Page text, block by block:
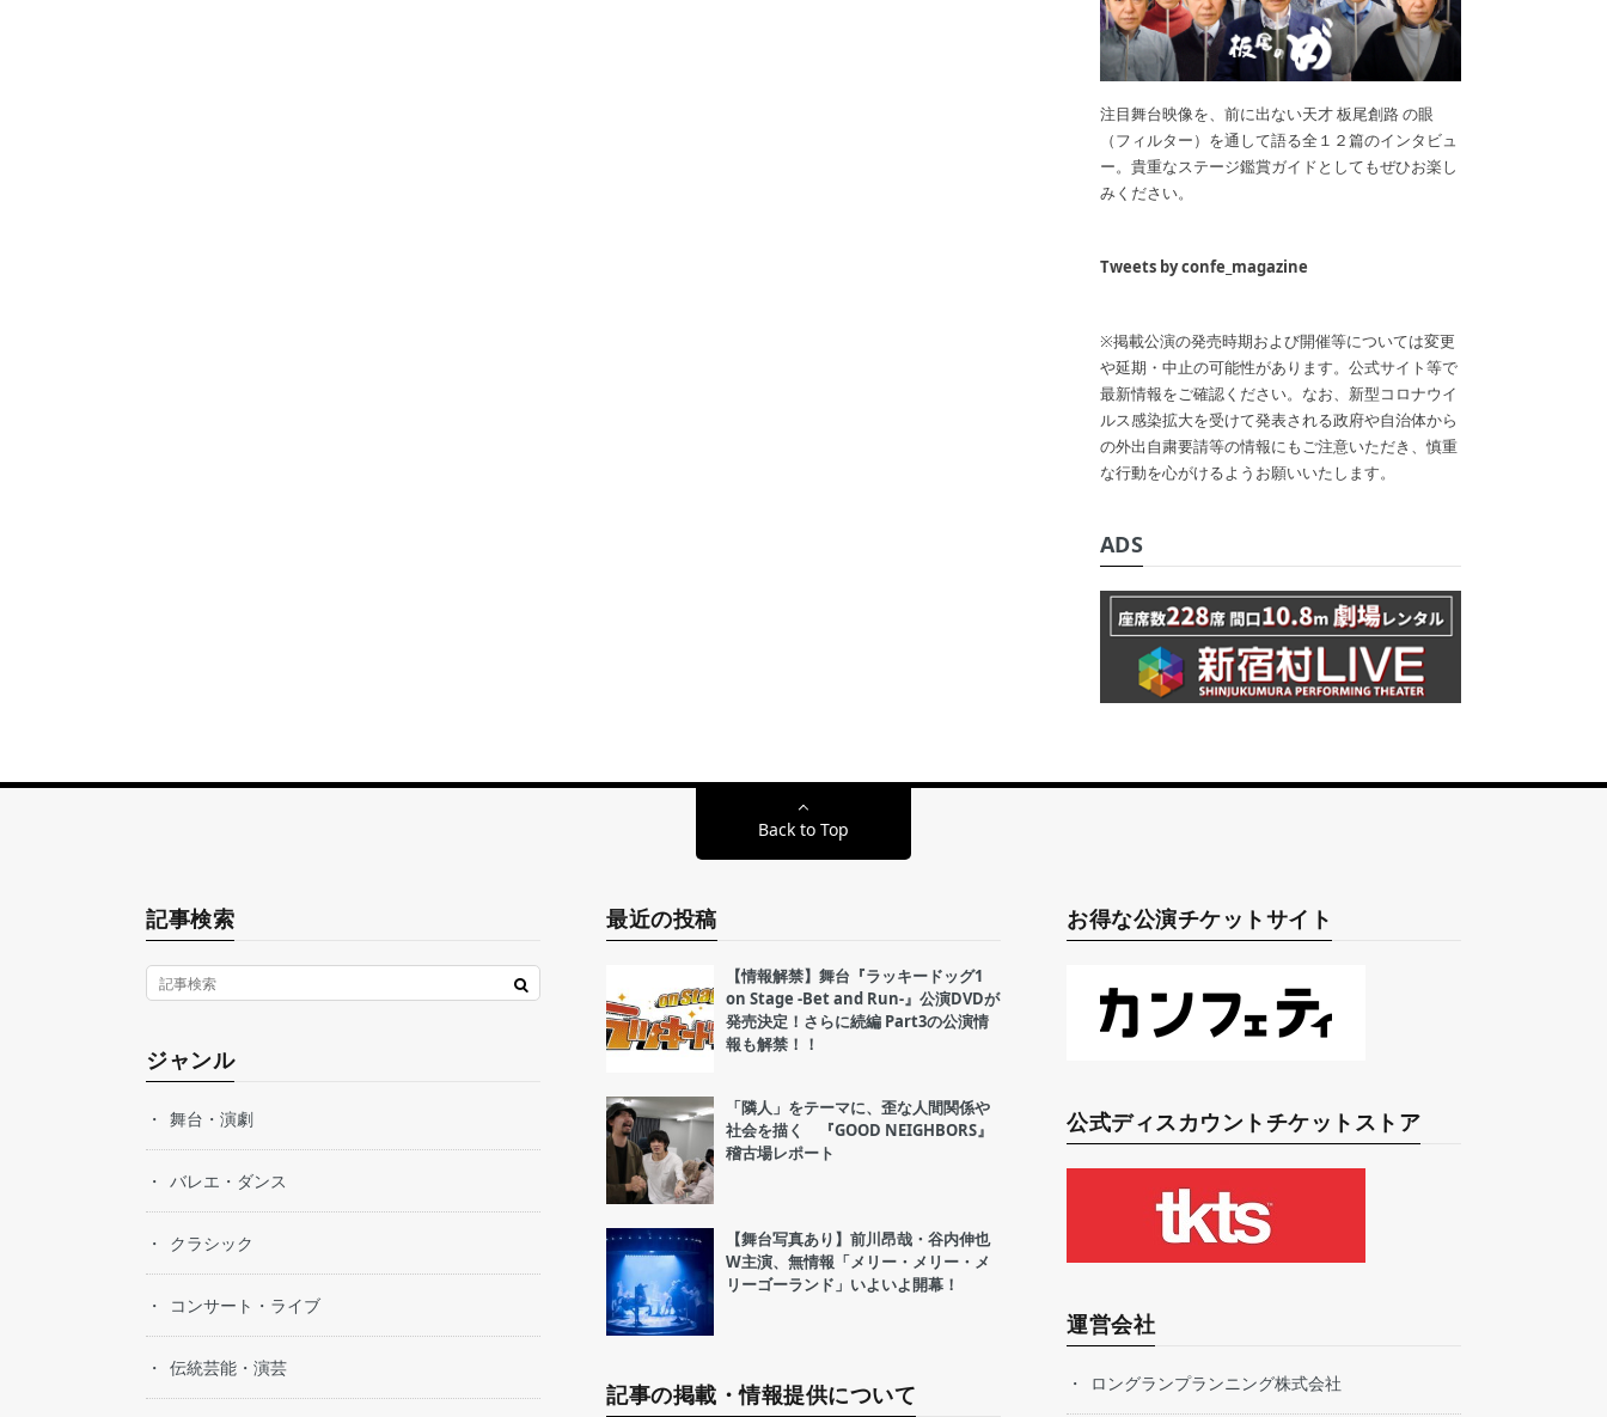
注目舞台映像を、前に出ない天才 板尾創路 の眼
（フィルター）を通して語る全１２篇のインタビュ
ー。貴重なステージ鑑賞ガイドとしてもぜひお楽し
みください。
Tweets by confe_magazine
※掲載公演の発売時期および開催等については変更
や延期・中止の可能性があります。公式サイト等で
最新情報をご確認ください。なお、新型コロナウイ
ルス感染拡大を受けて発表される政府や自治体から
の外出自粛要請等の情報にもご注意いただき、慎重
な行動を心がけるようお願いいたします。
ADS
Back to Top
記事検索
ジャンル
舞台・演劇
バレエ・ダンス
クラシック
コンサート・ライブ
伝統芸能・演芸
最近の投稿
【情報解禁】舞台『ラッキードッグ1
on Stage -Bet and Run-』公演DVDが
発売決定！さらに続編 Part3の公演情
報も解禁！！
「隣人」をテーマに、歪な人間関係や
社会を描く 『GOOD NEIGHBORS』
稽古場レポート
【舞台写真あり】前川昂哉・谷内伸也
W主演、無情報「メリー・メリー・メ
リーゴーランド」いよいよ開幕！
記事の掲載・情報提供について
お得な公演チケットサイト
公式ディスカウントチケットストア
運営会社
ロングランプランニング株式会社